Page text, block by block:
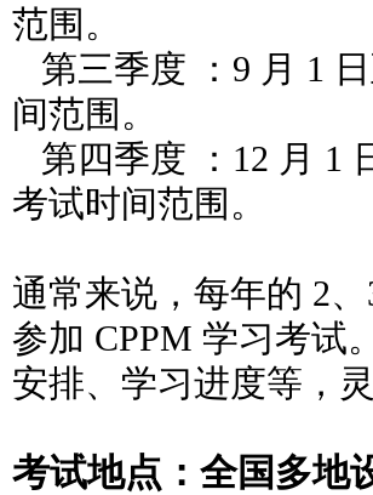
范围。
第三季度 ：9 月 1
间范围。
第四季度 ：12 月 1
考试时间范围。
通常来说，每年的 2
参加 CPPM 学习考试
安排、 学习进度等，
考试地点：全国多地